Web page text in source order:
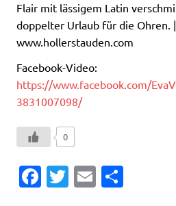
Flair mit lässigem Latin
doppelter Urlaub für die Ohren. |
www.hollerstauden.com
Facebook-Video:
https://www.facebook.com/
3831007098/
0
Fa T
E